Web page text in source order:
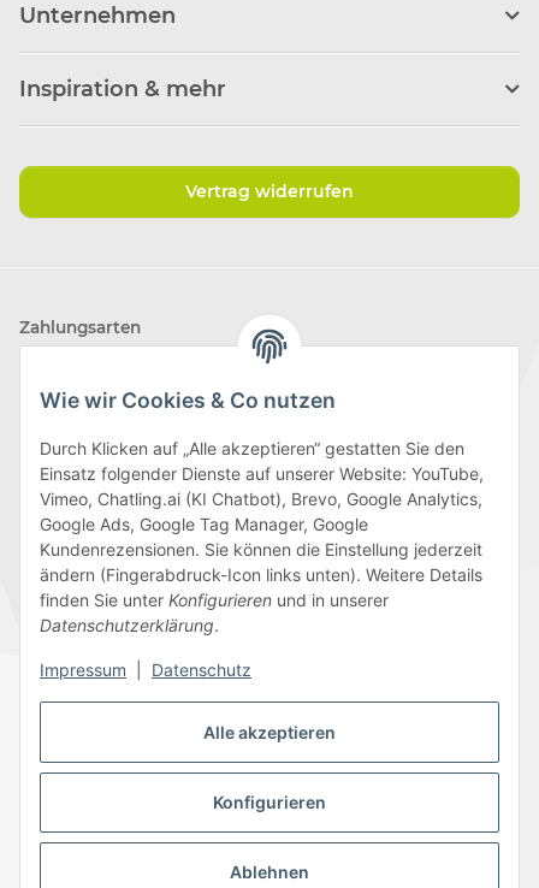
Alle akzeptieren
Konfigurieren
Ablehnen
Wie wir Cookies & Co nutzen
Durch Klicken auf „Alle akzeptieren“ gestatten Sie den
Einsatz folgender Dienste auf unserer Website: YouTube,
Vimeo, Chatling.ai (KI Chatbot), Brevo, Google Analytics,
Google Ads, Google Tag Manager, Google
Kundenrezensionen. Sie können die Einstellung jederzeit
ändern (Fingerabdruck-Icon links unten). Weitere Details
finden Sie unter Konfigurieren und in unserer
Datenschutzerklärung.
Impressum Datenschutz
Unternehmen
Inspiration & mehr
Vertrag widerrufen
Zahlungsarten
Wir versenden mit
Folge uns
DatenschutzAGBSitemapImpressum
BatteriegesetzhinweiseWiderrufsrecht